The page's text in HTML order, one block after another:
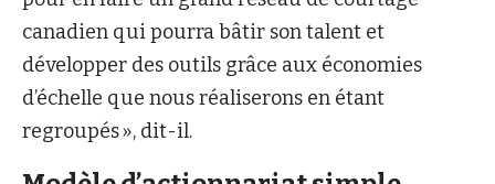
canadien qui pourra bâtir son talent et
développer des outils grâce aux économies
d’échelle que nous réaliserons en étant
regroupés », dit-il.